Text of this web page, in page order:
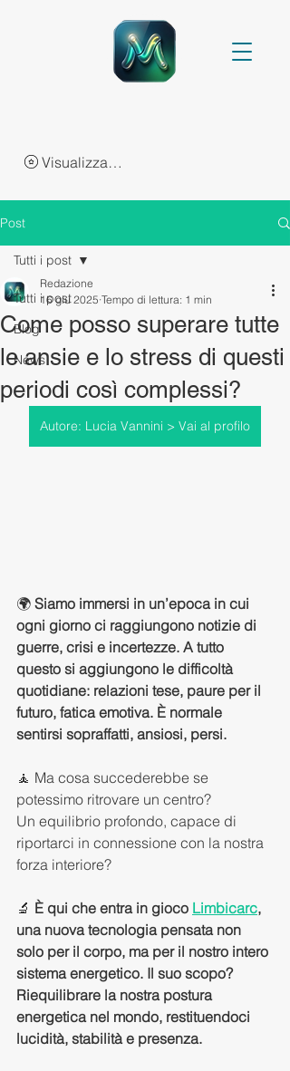
Visualizza punti
Post
Tutti i post
Blog
News
Tutti i post
Come posso superare tutte
le ansie e lo stress di questi
periodi così complessi?
Redazione
16 giu 2025 Tempo di lettura: 1 min
Autore: Lucia Vannini > Vai al profilo
🌍 Siamo immersi in un’epoca in cui
ogni giorno ci raggiungono notizie di
guerre, crisi e incertezze. A tutto
questo si aggiungono le difficoltà
quotidiane: relazioni tese, paure per il
futuro, fatica emotiva. È normale
sentirsi sopraffatti, ansiosi, persi.
🧘 Ma cosa succederebbe se
potessimo ritrovare un centro?
Un equilibrio profondo, capace di
riportarci in connessione con la nostra
forza interiore?
🔬 È qui che entra in gioco Limbicarc,
una nuova tecnologia pensata non
solo per il corpo, ma per il nostro intero
sistema energetico. Il suo scopo?
Riequilibrare la nostra postura
energetica nel mondo, restituendoci
lucidità, stabilità e presenza.